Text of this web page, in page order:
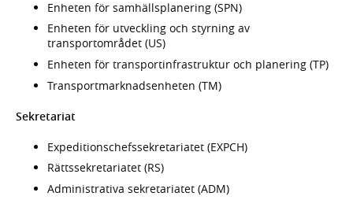
Enheten för samhällsplanering (SPN)
Enheten för utveckling och styrning av
transportområdet (US)
Enheten för transportinfrastruktur och planering (TP)
Transportmarknadsenheten (TM)
Sekretariat
Expeditionschefssekretariatet (EXPCH)
Rättssekretariatet (RS)
Administrativa sekretariatet (ADM)